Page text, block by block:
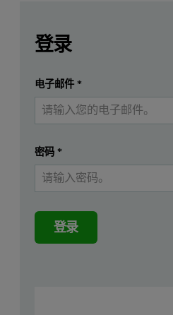
Experimental
The chromatographic system
The detection was carried out
Results
提交 我已经有一个帐户
登录
电子邮件*
密码 *
登录